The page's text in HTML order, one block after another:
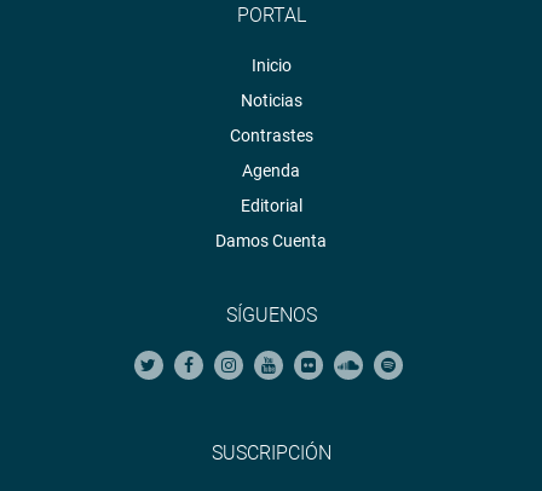
PORTAL
Inicio
Noticias
Contrastes
Agenda
Editorial
Damos Cuenta
SÍGUENOS
SUSCRIPCIÓN